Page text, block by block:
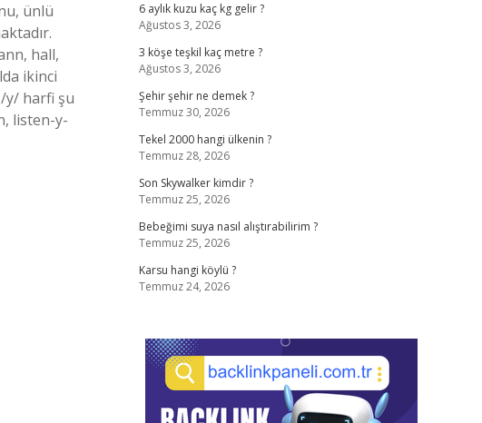
ünlü
hall,
ikinci
y/ harfi şu
listen-y-
6 aylık kuzu kaç kg gelir ?
Ağustos 3, 2026
3 köşe teşkil kaç metre ?
Ağustos 3, 2026
Şehir şehir ne demek ?
Temmuz 30, 2026
Tekel 2000 hangi ülkenin ?
Temmuz 28, 2026
Son Skywalker kimdir ?
Temmuz 25, 2026
Bebeğimi suya nasıl alıştırabilirim ?
Temmuz 25, 2026
Karsu hangi köylü ?
Temmuz 24, 2026